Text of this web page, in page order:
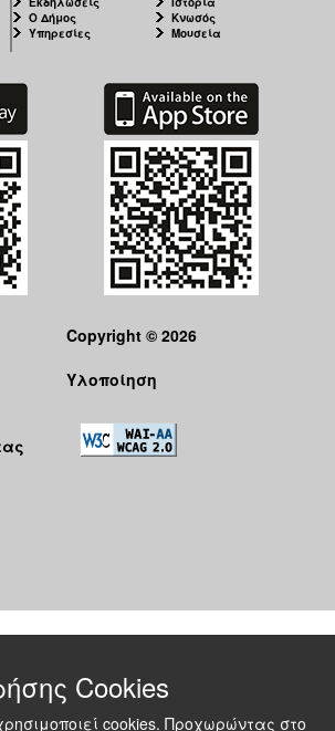
Ο Δήμος
Υπηρεσίες
Κνωσός
Μουσεία
Copyright © 2026
Υλοποίηση
Cookies
cookies. Προχωρώντας στο